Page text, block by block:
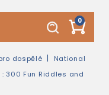
0
dospělé
National
300 Fun Riddles and